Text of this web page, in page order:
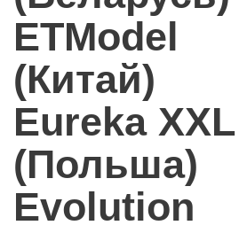
ETModel
(Китай)
Eureka XXL
(Польша)
Evolution